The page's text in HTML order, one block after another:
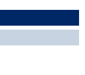
sont pas inclus
contraire. Des frais